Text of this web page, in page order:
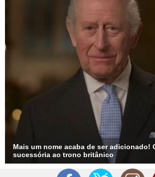
Mais um nome acaba de ser adicionado!
sucessória ao trono britânico